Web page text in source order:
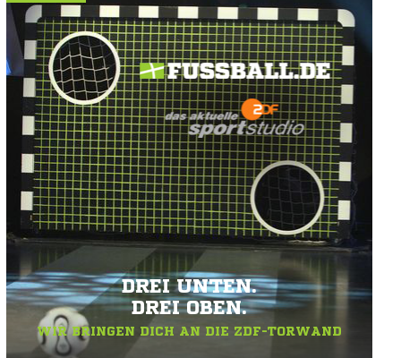
DREI UNTEN.
DREI OBEN.
WIR BRINGEN DICH AN DIE ZDF-TORWAND